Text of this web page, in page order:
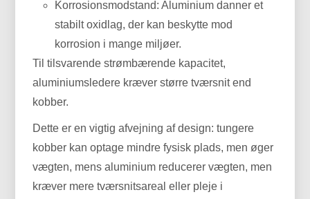
Korrosionsmodstand: Aluminium danner et
stabilt oxidlag, der kan beskytte mod
korrosion i mange miljøer.
Til tilsvarende strømbærende kapacitet,
aluminiumsledere kræver større tværsnit end
kobber.
Dette er en vigtig afvejning af design: tungere
kobber kan optage mindre fysisk plads, men øger
vægten, mens aluminium reducerer vægten, men
kræver mere tværsnitsareal eller pleje i